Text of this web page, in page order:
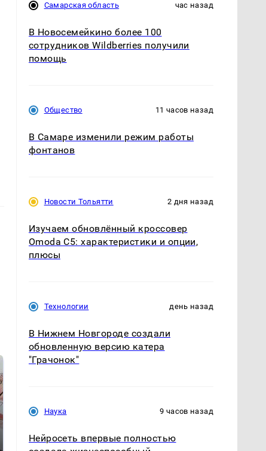
Самарская область час назад
В Новосемейкино более 100
сотрудников Wildberries получили
помощь
Общество 11 часов назад
В Самаре изменили режим работы
фонтанов
Новости Тольятти 2 дня назад
Изучаем обновлённый кроссовер
Omoda C5: характеристики и опции,
плюсы
Технологии день назад
В Нижнем Новгороде создали
обновленную версию катера
"Грачонок"
Наука 9 часов назад
Нейросеть впервые полностью